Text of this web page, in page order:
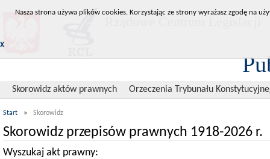
Skorowidz aktów prawnych Orzeczenia Trybunału
Start » Skorowidz
Skorowidz przepisów prawnych 1918-2026 r.
Wyszukaj akt prawny:
Nasza strona używa plików cookies. Korzystając ze strony wyrażasz zgodę na
X